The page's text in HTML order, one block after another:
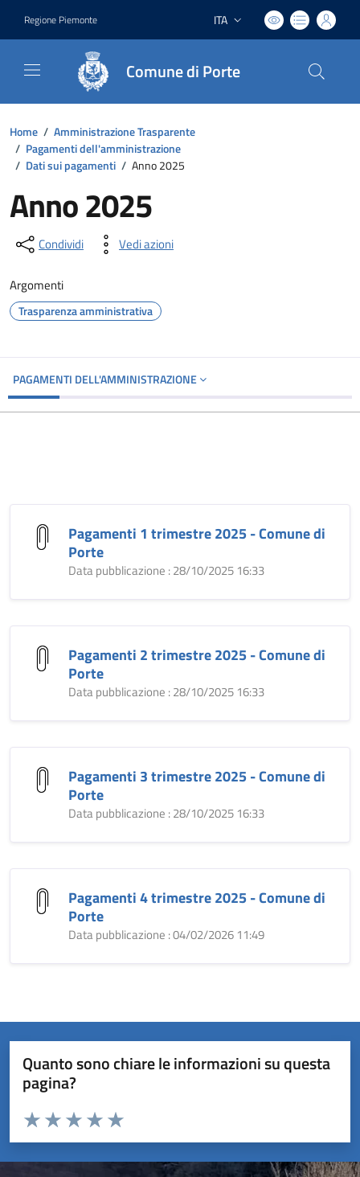
Regione Piemonte Lingua attiva:
ITA
Comune di Porte
Home / Amministrazione Trasparente
/ Pagamenti dell'amministrazione
/ Dati sui pagamenti / Anno 2025
Anno 2025
Condividi Vedi azioni
Argomenti
Trasparenza amministrativa
PAGAMENTI DELL'AMMINISTRAZIONE
Pagamenti 1 trimestre 2025 - Comune di
Porte
Data pubblicazione : 28/10/2025 16:33
Pagamenti 2 trimestre 2025 - Comune di
Porte
Data pubblicazione : 28/10/2025 16:33
Pagamenti 3 trimestre 2025 - Comune di
Porte
Data pubblicazione : 28/10/2025 16:33
Pagamenti 4 trimestre 2025 - Comune di
Porte
Data pubblicazione : 04/02/2026 11:49
Quanto sono chiare le informazioni su questa
pagina?
Valuta da 1 a 5 stelle la pagina
Valuta 5 stelle su 5
Valuta 4 stelle su 5
Valuta 3 stelle su 5
Valuta 2 stelle su 5
Valuta 1 stelle su 5